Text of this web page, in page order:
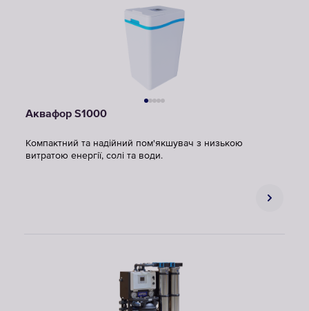
Аквафор S1000
Компактний та надійний пом'якшувач з низькою
витратою енергії, солі та води.